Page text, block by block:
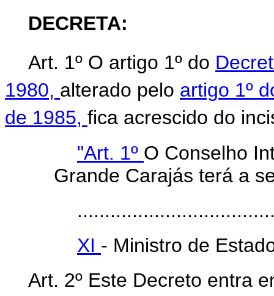
DECRETA:
Art. 1º O artigo 1º do
1980, alterado pelo artigo 1º
de 1985, fica acrescido do
"Art. 1º O Conselho
Grande Carajás terá a
XI - Ministro de
Art. 2º Este Decreto entra